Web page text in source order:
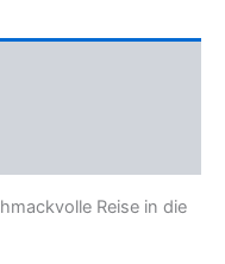
Reise in die